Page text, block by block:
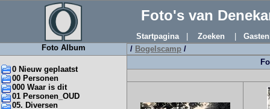
Foto's van
Startpagina| Zoeken
Foto Album
0 Nieuw geplaatst
00 Personen
000 Waar is dit
01 Personen_OUD
05. Diversen
/ Bogelscamp /